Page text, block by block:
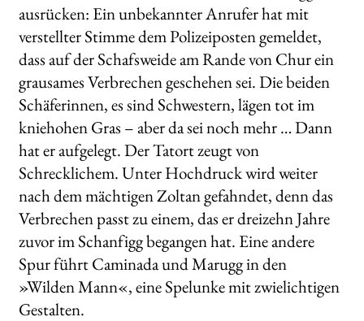
ausrücken: Ein unbekannter Anrufer hat mit
verstellter Stimme dem Polizeiposten gemeldet,
dass auf der Schafsweide am Rande von Chur ein
grausames Verbrechen geschehen sei. Die beiden
Schäferinnen, es sind Schwestern, lägen tot im
kniehohen Gras – aber da sei noch mehr … Dann
hat er aufgelegt. Der Tatort zeugt von
Schrecklichem. Unter Hochdruck wird weiter
nach dem mächtigen Zoltan gefahndet, denn das
Verbrechen passt zu einem, das er dreizehn Jahre
zuvor im Schanfigg begangen hat. Eine andere
Spur führt Caminada und Marugg in den
»Wilden Mann«, eine Spelunke mit zwielichtigen
Gestalten.